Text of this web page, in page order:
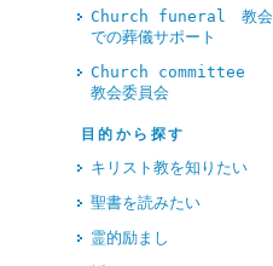
Church funeral 教会
での葬儀サポート
Church committee
教会委員会
目的から探す
キリスト教を知りたい
聖書を読みたい
霊的励まし